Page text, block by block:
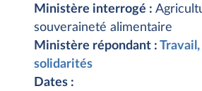
Ministère interrogé :
souveraineté alimentaire
Ministère répondant :
solidarités
Dates :